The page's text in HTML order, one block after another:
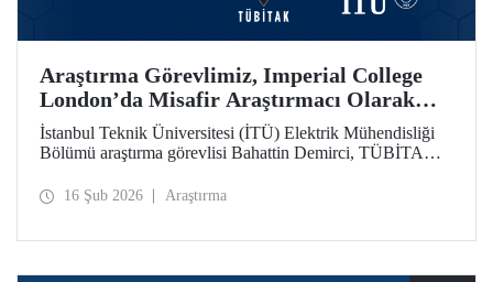
Araştırma Görevlimiz, Imperial College
London’da Misafir Araştırmacı Olarak
Çalışacak
İstanbul Teknik Üniversitesi (İTÜ) Elektrik Mühendisliği
Bölümü araştırma görevlisi Bahattin Demirci, TÜBİTAK
kapsamında Imperial College London’da 1 yıl süreyle
16 Şub 2026 Araştırma